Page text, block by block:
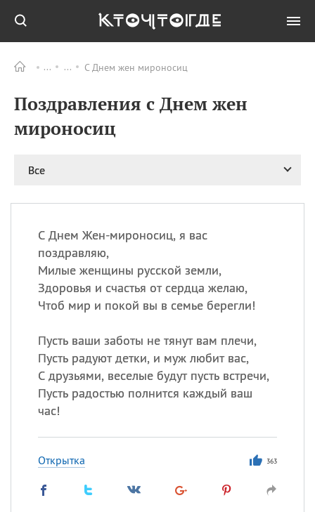
С Днем жен мироносиц
Поздравления с Днем жен
мироносиц
Все
С Днем Жен-мироносиц, я вас
поздравляю,
Милые женщины русской земли,
Здоровья и счастья от сердца желаю,
Чтоб мир и покой вы в семье берегли!
Пусть ваши заботы не тянут вам плечи,
Пусть радуют детки, и муж любит вас,
С друзьями, веселые будут пусть встречи,
Пусть радостью полнится каждый ваш
час!
Открытка 363
ПРАЗДНИКИ
06.08 Преображение
Романа и Давида
мучеников
маяка
Годовщина битвы при
Бояка
ИМЕНА
Сегодня празднуют именины